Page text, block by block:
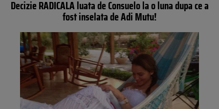
Decizie RADICALA luata de Consuelo la o luna dupa ce a
fost inselata de Adi Mutu!